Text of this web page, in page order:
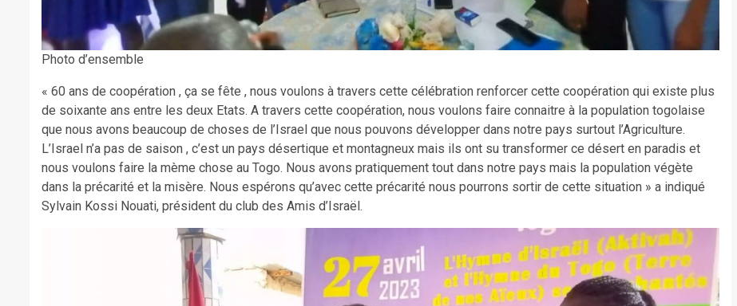
Photo d’ensemble
« 60 ans de coopération , ça se fête , nous voulons à travers cette célébration renforcer cette coopération qui existe plus
de soixante ans entre les deux Etats. A travers cette coopération, nous voulons faire connaitre à la population togolaise
que nous avons beaucoup de choses de l’Israel que nous pouvons développer dans notre pays surtout l’Agriculture.
L’Israel n’a pas de saison , c’est un pays désertique et montagneux mais ils ont su transformer ce désert en paradis et
nous voulons faire la mème chose au Togo. Nous avons pratiquement tout dans notre pays mais la population végète
dans la précarité et la misère. Nous espérons qu’avec cette précarité nous pourrons sortir de cette situation » a indiqué
Sylvain Kossi Nouati, président du club des Amis d’Israël.